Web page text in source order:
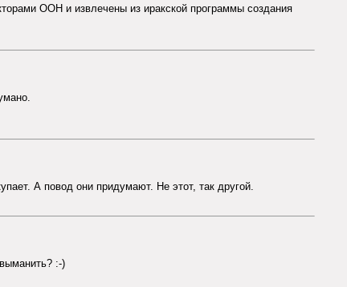
ООН и извлечены из иракской программы создания
А повод они придумают. Не этот, так другой.
:-)